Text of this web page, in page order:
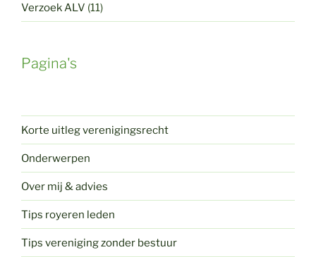
Verzoek ALV (11)
Pagina's
Korte uitleg verenigingsrecht
Onderwerpen
Over mij & advies
Tips royeren leden
Tips vereniging zonder bestuur